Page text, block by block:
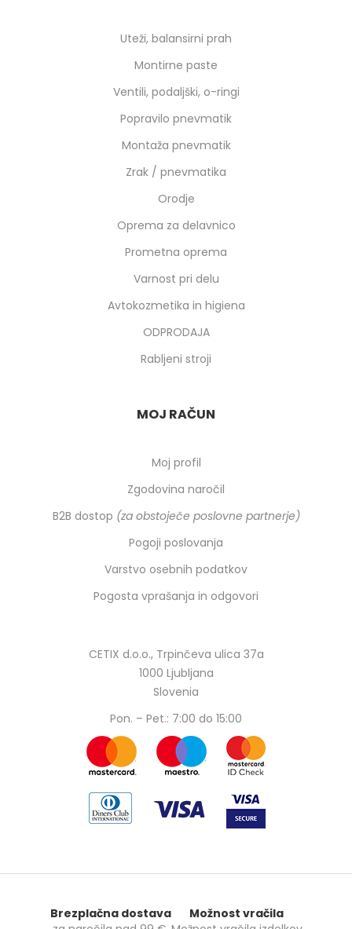
Uteži, balansirni prah
Montirne paste
Ventili, podaljški, o-ringi
Popravilo pnevmatik
Montaža pnevmatik
Zrak / pnevmatika
Orodje
Oprema za delavnico
Prometna oprema
Varnost pri delu
Avtokozmetika in higiena
ODPRODAJA
Rabljeni stroji
MOJ RAČUN
Moj profil
Zgodovina naročil
B2B dostop (za obstoječe poslovne partnerje)
Pogoji poslovanja
Varstvo osebnih podatkov
Pogosta vprašanja in odgovori
CETIX d.o.o., Trpinčeva ulica 37a
1000 Ljubljana
Slovenia
Pon. – Pet.: 7:00 do 15:00
Brezplačna dostava
Možnost vračila